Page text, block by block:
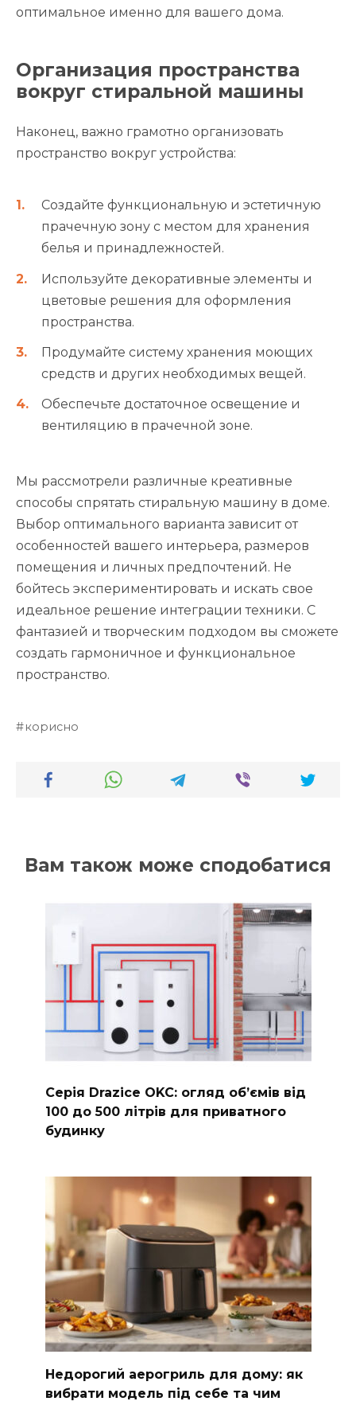
оптимальное именно для вашего дома.
Организация пространства
вокруг стиральной машины
Наконец, важно грамотно организовать
пространство вокруг устройства:
Создайте функциональную и эстетичную
прачечную зону с местом для хранения
белья и принадлежностей.
Используйте декоративные элементы и
цветовые решения для оформления
пространства.
Продумайте систему хранения моющих
средств и других необходимых вещей.
Обеспечьте достаточное освещение и
вентиляцию в прачечной зоне.
Мы рассмотрели различные креативные
способы спрятать стиральную машину в доме.
Выбор оптимального варианта зависит от
особенностей вашего интерьера, размеров
помещения и личных предпочтений. Не
бойтесь экспериментировать и искать свое
идеальное решение интеграции техники. С
фантазией и творческим подходом вы сможете
создать гармоничное и функциональное
пространство.
корисно
Вам також може сподобатися
Серія Drazice OKC: огляд обʼємів від
100 до 500 літрів для приватного
будинку
Недорогий аерогриль для дому: як
вибрати модель під себе та чим